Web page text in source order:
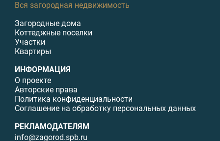
Вся загородная недвижимость
Загородные дома
Коттеджные поселки
Участки
Квартиры
ИНФОРМАЦИЯ
О проекте
Авторские права
Политика конфиденциальности
Соглашение на обработку персональных данных
РЕКЛАМОДАТЕЛЯМ
info@zagorod.spb.ru